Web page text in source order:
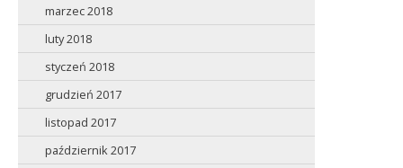
marzec 2018
luty 2018
styczeń 2018
grudzień 2017
listopad 2017
październik 2017